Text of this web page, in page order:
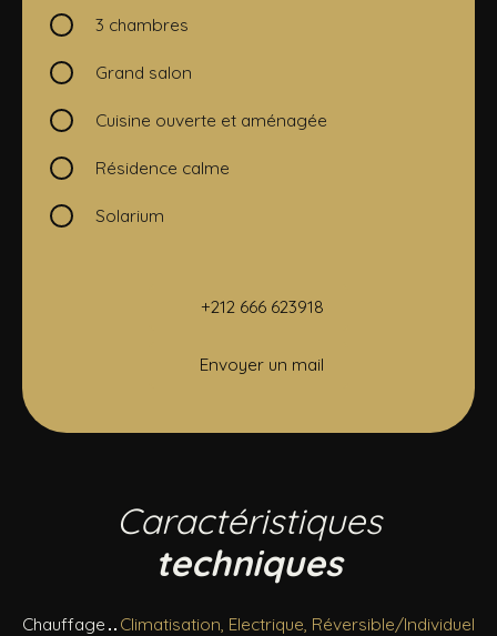
3 chambres
Grand salon
Cuisine ouverte et aménagée
Résidence calme
Solarium
+212 666 623918
Envoyer un mail
Caractéristiques
techniques
Chauffage
Climatisation, Electrique, Réversible/Individuel